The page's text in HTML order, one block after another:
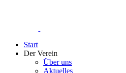
Start
Der Verein
Über uns
Aktuelles